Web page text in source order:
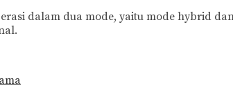
dalam dua mode, yaitu mode hybrid